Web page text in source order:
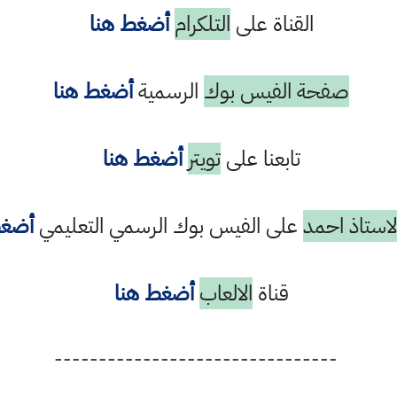
القناة على التلكرام أضغط هنا
صفحة الفيس بوك الرسميةأضغط هنا
تابعنا علىتويتر أضغط هنا
احمدعلى الفيس بوك الرسمي التعليمي
قناة الالعاب أضغط هنا
--------------------------------